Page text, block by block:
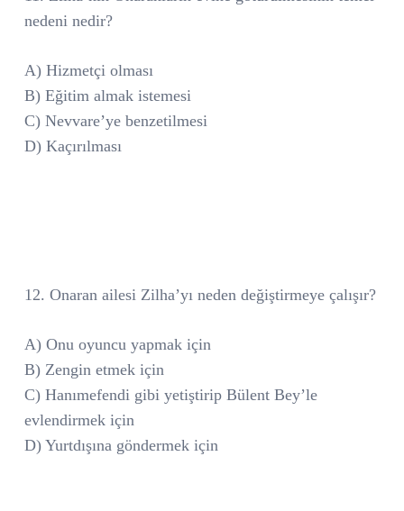
nedeni nedir?
A) Hizmetçi olması
B) Eğitim almak istemesi
C) Nevvare’ye benzetilmesi
D) Kaçırılması
12. Onaran ailesi Zilha’yı neden değiştirmeye çalışır?
A) Onu oyuncu yapmak için
B) Zengin etmek için
C) Hanımefendi gibi yetiştirip Bülent Bey’le
evlendirmek için
D) Yurtdışına göndermek için